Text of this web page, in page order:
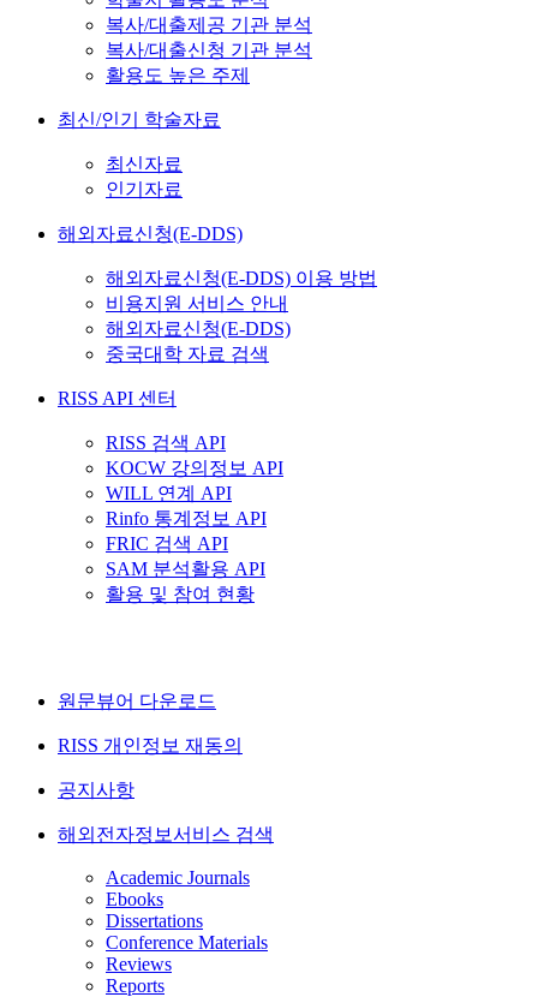
복사/대출제공 기관 분석
복사/대출신청 기관 분석
활용도 높은 주제
최신/인기 학술자료
최신자료
인기자료
해외자료신청(E-DDS)
해외자료신청(E-DDS) 이용 방법
비용지원 서비스 안내
해외자료신청(E-DDS)
중국대학 자료 검색
RISS API 센터
RISS 검색 API
KOCW 강의정보 API
WILL 연계 API
Rinfo 통계정보 API
FRIC 검색 API
SAM 분석활용 API
활용 및 참여 현황
원문뷰어 다운로드
RISS 개인정보 재동의
공지사항
해외전자정보서비스 검색
Academic Journals
Ebooks
Dissertations
Conference Materials
Reviews
Reports